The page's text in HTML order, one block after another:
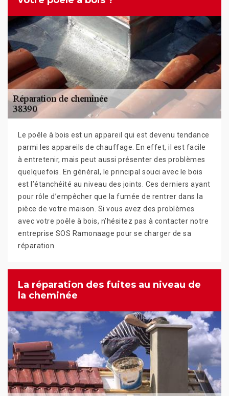
Le poêle à bois est un appareil qui est devenu tendance
parmi les appareils de chauffage. En effet, il est facile
à entretenir, mais peut aussi présenter des problèmes
quelquefois. En général, le principal souci avec le bois
est l’étanchéité au niveau des joints. Ces derniers ayant
pour rôle d’empêcher que la fumée de rentrer dans la
pièce de votre maison. Si vous avez des problèmes
avec votre poêle à bois, n’hésitez pas à contacter notre
entreprise SOS Ramonaage pour se charger de sa
réparation.
La réparation des fuites au niveau de
la cheminée